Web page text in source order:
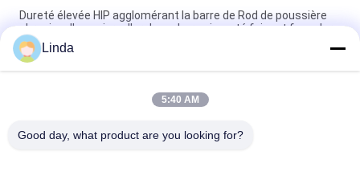
Dureté élevée HIP agglomérant la barre de Rod de poussière
abrasive d'en cuivre d'or de carbure cimenté faisant face dur
Outils de coupe durs de barre d'alliage de Rod Grade Round
Welding Solid de carbure cimenté d'OIN
La barre de Rod Polished Round Welding Brazing de carbure de
Linda
5:40 AM
Good day, what product are you looking for?